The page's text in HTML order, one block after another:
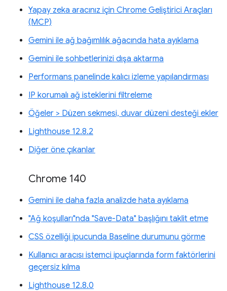
Yapay zeka aracınız için Chrome Geliştirici Araçları
(MCP)
Gemini ile ağ bağımlılık ağacında hata ayıklama
Gemini ile sohbetlerinizi dışa aktarma
Performans panelinde kalıcı izleme yapılandırması
IP korumalı ağ isteklerini filtreleme
Öğeler > Düzen sekmesi, duvar düzeni desteği ekler
Lighthouse 12.8.2
Diğer öne çıkanlar
Chrome 140
Gemini ile daha fazla analizde hata ayıklama
"Ağ koşulları"nda "Save-Data" başlığını taklit etme
CSS özelliği ipucunda Baseline durumunu görme
Kullanıcı aracısı istemci ipuçlarında form faktörlerini
geçersiz kılma
Lighthouse 12.8.0